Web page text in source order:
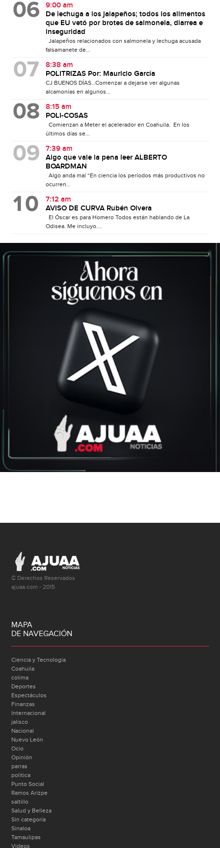
9:00 am
De lechuga a los jalapeños; todos los alimentos
que EU vetó por brotes de salmonela, diarrea e
inseguridad
Jalapeños relacionados con salmonela y lechuga acusada
falsamanete de...
8:38 am
POLITRIZAS Por: Mauricio García
CJ BUENOS DÍAS…Comenzar a dejarse ver algunas
alcamonías en algunos...
8:15 am
POLI-COSAS
Comienzan a Meter el acelerador en Coahuila. En los
últimos días se...
7:39 am
Algo que vale la pena leer ALBERTO
BOARDMAN
Algo anda mal “En ciencia los períodos más productivos no
ocurren...
7:12 am
AVISO DE CURVA Rubén Olvera
El Óscar es para Homero Todos están hablando de La
Odisea. Me incluyo....
© Derechos Reservados
ajuaa.com - 2015
MAPA
DE NAVEGACIÓN
Ciencia y Tecnología
Coahuila
colima
Deportes
Espectáculos
Finanzas
Internacional
jalisco
Nacional
Nuevo León
Ocio
Opinión
parras
politica
Punto Social
Ramos Arizpe
saltillo
Salud y Belleza
Sin categoría
Sinaloa
Tamaulipas
Videos